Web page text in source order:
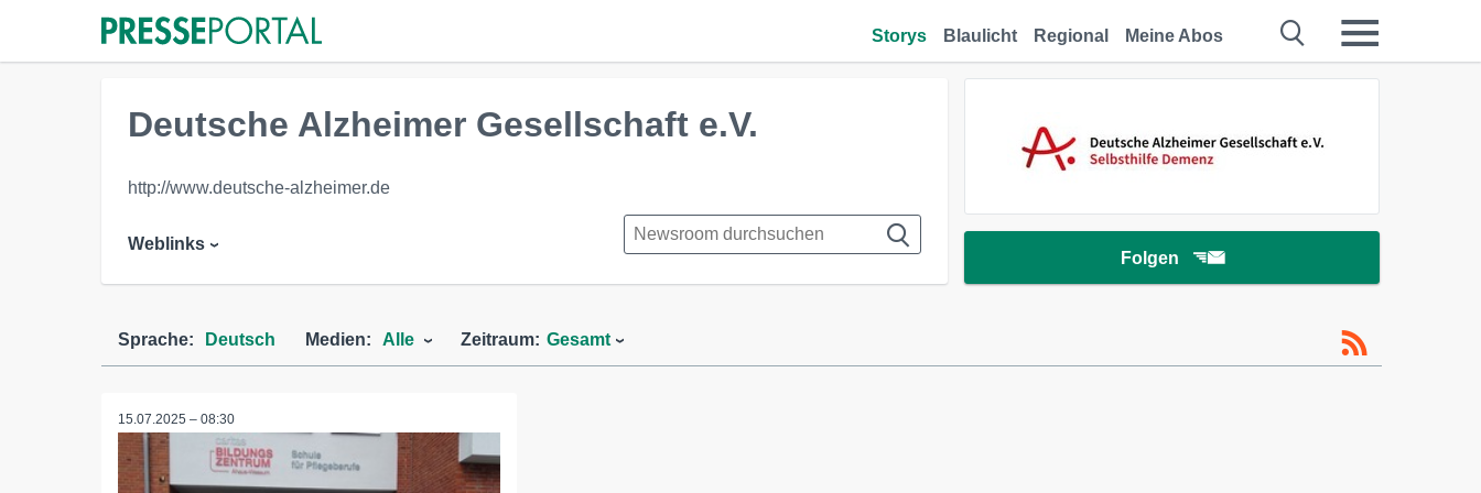
Storys Blaulicht Regional Meine Abos
Folgen
Deutsche Alzheimer Gesellschaft e.V.
http://www.deutsche-alzheimer.de
Weblinks
Sprache: Deutsch Medien: Alle Zeitraum: Gesamt
15.07.2025 – 08:30